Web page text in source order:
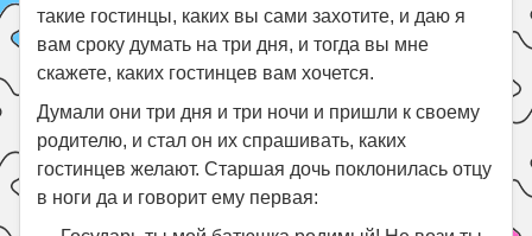
такие гостинцы, каких вы сами захотите, и даю я
вам сроку думать на три дня, и тогда вы мне
скажете, каких гостинцев вам хочется.
Думали они три дня и три ночи и пришли к своему
родителю, и стал он их спрашивать, каких
гостинцев желают. Старшая дочь поклонилась отцу
в ноги да и говорит ему первая: